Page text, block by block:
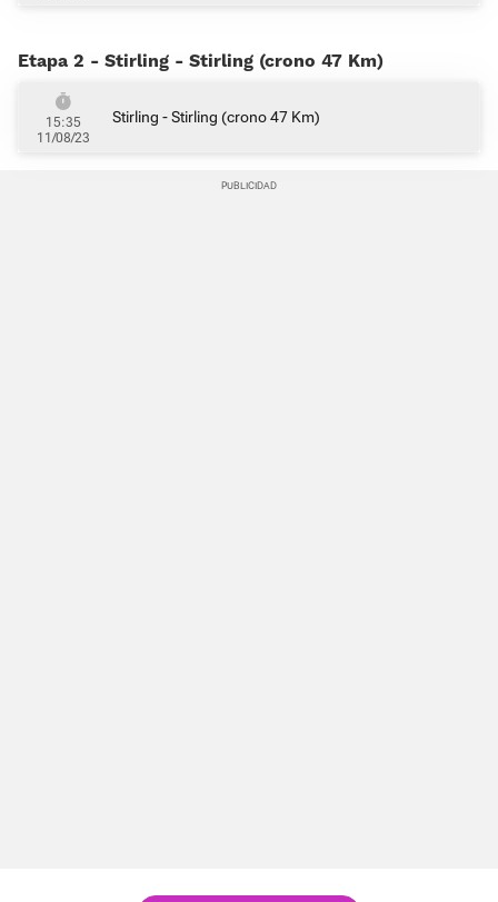
Etapa 2 - Stirling - Stirling (crono 47 Km)
15:35
11/08/23
Stirling - Stirling (crono 47 Km)